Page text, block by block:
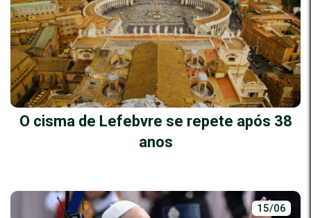
O cisma de Lefebvre se repete após 38
anos
15/06